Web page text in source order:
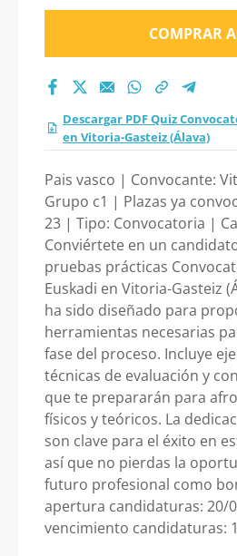
COMPRAR
Descargar PDF Quiz
en Vitoria-Gasteiz (Álava)
Pais vasco | Convocante:
Grupo c1 | Plazas ya
23 | Tipo: Convocatoria |
Conviértete en un
pruebas prácticas
Euskadi en Vitoria-Gasteiz
ha sido diseñado para
herramientas necesarias
fase del proceso. Incluye
técnicas de evaluación y
que te prepararán para
físicos y teóricos. La
son clave para el éxito en
así que no pierdas la
futuro profesional como
apertura candidaturas: 20/
vencimiento candidaturas: